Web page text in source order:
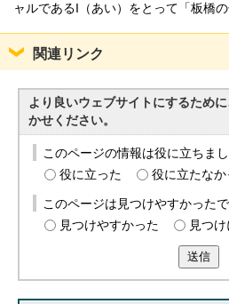
ャルであるI（あい）をとって「板橋
関連リンク
より良いウェブサイトにするため
かせください。
このページの情報は役に立ちま
役に立った
役に立たなか
このページは見つけやすかった
見つけやすかった
見つ
送信